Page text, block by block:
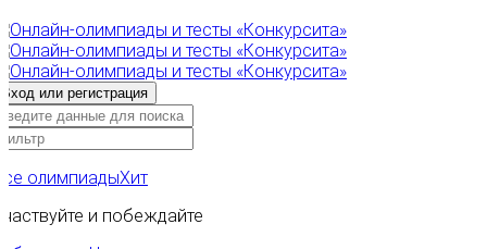
олимпиадыХит
и побеждайте